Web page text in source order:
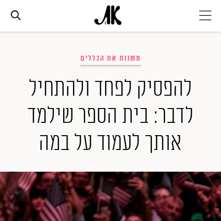
אופנה
ביוטי
סלבס
ערוצים נוספים
המגזין
משנות את הכללים
להפסיק לפחד ולהתחיל
לדבר: בית הספר שילמד
אותך לעמוד על במה